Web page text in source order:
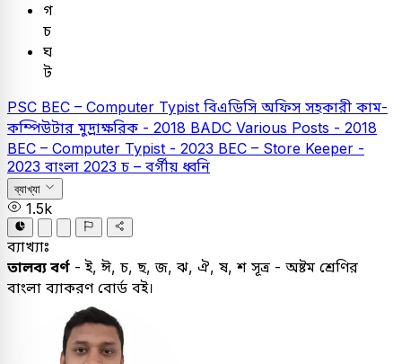
গ
চ
ঘ
ট
PSC BEC – Computer Typist বিএডিসি অফিস সহকারী কাম-
কম্পিউটার মুদ্রাক্ষরিক - 2018 BADC Various Posts - 2018
BEC – Computer Typist - 2023 BEC – Store Keeper -
2023 বাংলা 2023 চ – বর্গীয় ধ্বনি
ব্যাখ্যা
1.5k
ব্যাখ্যাঃ
তালব্য বর্ণ - ই, ঈ, চ, ছ, জ, ঝ, ঐ, ষ, শ সূত্র - অষ্টম শ্রেণির
বাংলা ব্যাকরণ বোর্ড বই।